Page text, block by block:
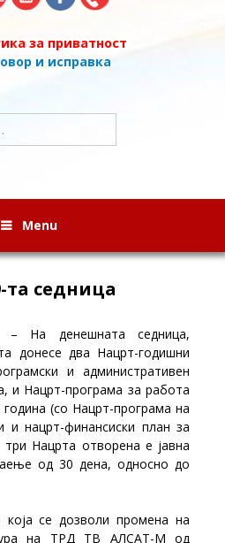
за приватност
и исправка
Menu
та седница
– На денешната седница,
донесе два Нацрт-годишни
и административен
и Нацрт-програма за работа
година (со Нацрт-програма на
и нацрт-финансиски план за
Нацрта отворена е јавна
од 30 дена, односно до
се дозволи промена на
на ТРД ТВ АЛСАТ-М од